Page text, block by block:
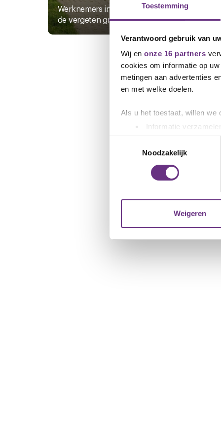
Toestemming
Verantwoord gebruik van
Wij en onze 16 partners
cookies om informatie op
metingen aan advertenties
en met welke doelen.
Als u het toestaat, willen we
Informatie
Uw apparaat
Lees meer over hoe uw
toestemming op elk
websiteverkeer te
media, adverteren en
Noodzakelijk
Weigeren
Werknemers in de landbouw zijn
de vergeten groep bij de...
het
met...